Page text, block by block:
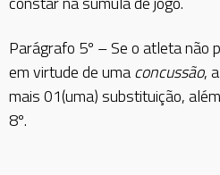
Parágrafo 5º – Se o atleta não
em virtude de umaconcussão,
mais 01(uma) substituição,
8º.